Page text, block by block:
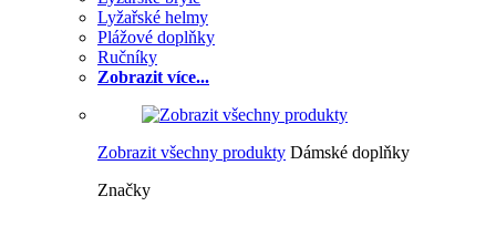
Lyžařské helmy
Plážové doplňky
Ručníky
Zobrazit více...
Zobrazit všechny produkty Dámské doplňky
Značky